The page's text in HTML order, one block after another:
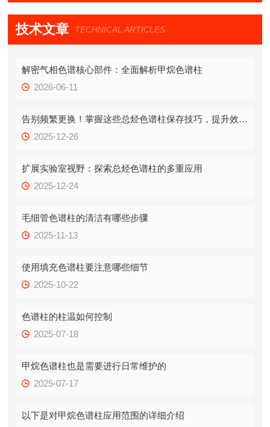
技术文章 TECHNICAL ARTICLES
解密气相色谱核心部件：全面解析甲烷色谱柱
2026-06-11
告别频繁更换！掌握这些总烃色谱柱保存技巧，提升效率！
2025-12-26
扩展实验室视野：探索总烃色谱柱的多重应用
2025-12-24
毛细管色谱柱的清洁有哪些步骤
2025-11-13
使用填充色谱柱要注意哪些细节
2025-10-22
色谱柱的柱温如何控制
2025-07-18
甲烷色谱柱也是需要进行日常维护的
2025-07-17
以下是对甲烷色谱柱应用范围的详细介绍